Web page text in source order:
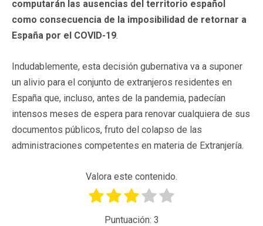
computarán las ausencias del territorio español
como consecuencia de la imposibilidad de retornar a
España por el COVID-19.
Indudablemente, esta decisión gubernativa va a suponer
un alivio para el conjunto de extranjeros residentes en
España que, incluso, antes de la pandemia, padecían
intensos meses de espera para renovar cualquiera de sus
documentos públicos, fruto del colapso de las
administraciones competentes en materia de Extranjería.
Valora este contenido.
Puntuación: 3